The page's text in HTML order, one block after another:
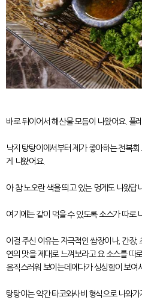
바로 뒤이어서 해산물 모듬이 나왔어요. 플
낙지 탕탕이에서부터 제가 좋아하는 전복
게 나왔어요.
아 참 노오란 색을 띄고 있는 멍게도 나왔답
여기에는 같이 먹을 수 있도록 소스가 따로
이걸 주신 이유는 자극적인 쌈장이나, 간장,
연의 맛을 제대로 느껴보라고 요 소스를 따
음직스러워 보이는데에다가 싱싱함이 보여
탕탕이는 약간 타코와사비 형식으로 나와